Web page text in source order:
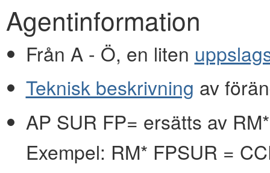
Agentinformation
Från A - Ö, en liten
Teknisk beskrivning av
AP SUR FP= ersätts av
Exempel: RM* FPSUR =